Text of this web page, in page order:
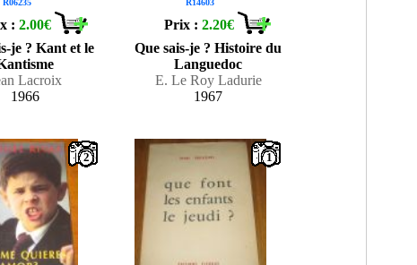
R06235
:2.00€
je ? Kant et le
Lacroix
1966
R14603
Prix :2.20€
Que sais-je ? Histoire du
Languedoc
E. Le Roy Ladurie
1967
2 1